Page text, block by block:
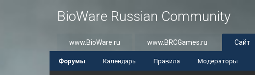
BioWare Russian Community
www.BioWare.ru www.BRCGames.ru Сайт
Форумы Календарь Правила Модераторы